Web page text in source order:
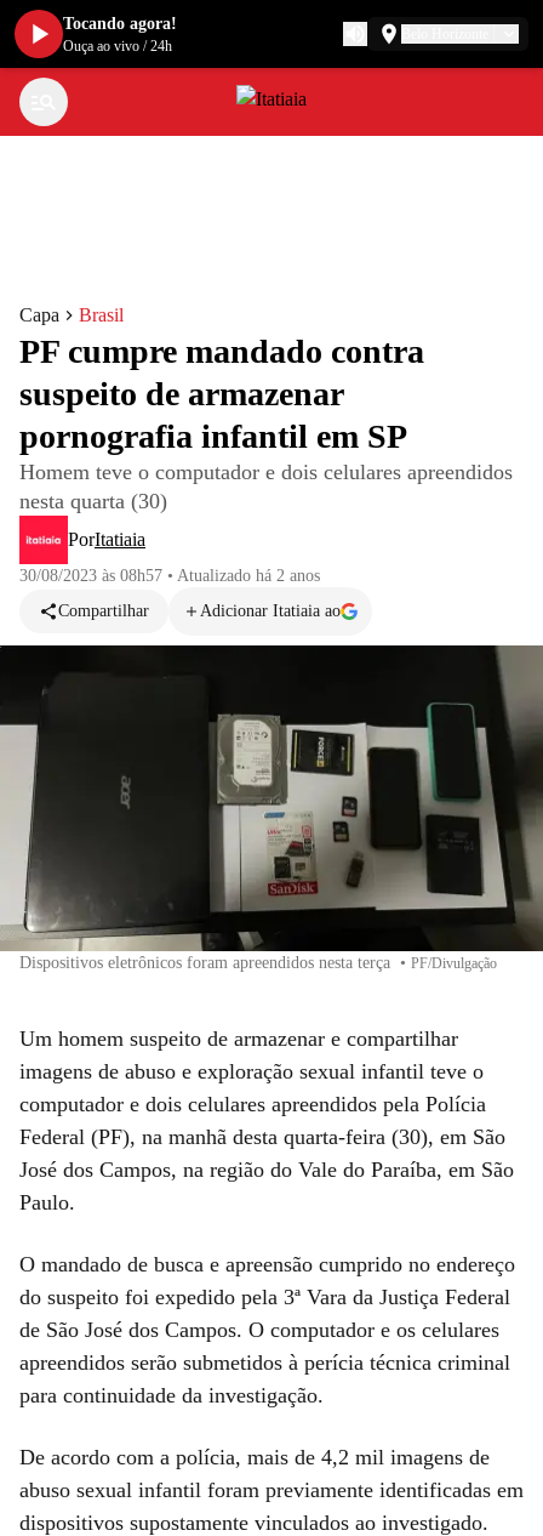
Capa Brasil
PF cumpre mandado contra
suspeito de armazenar
pornografia infantil em SP
Homem teve o computador e dois celulares apreendidos
nesta quarta (30)
PorItatiaia
30/08/2023 às 08h57 • Atualizado há 2 anos
Compartilhar
Adicionar Itatiaia ao
Dispositivos eletrônicos foram apreendidos nesta terça • PF/Divulgação
Um homem suspeito de armazenar e compartilhar
imagens de abuso e exploração sexual infantil teve o
computador e dois celulares apreendidos pela Polícia
Federal (PF), na manhã desta quarta-feira (30), em São
José dos Campos, na região do Vale do Paraíba, em São
Paulo.
O mandado de busca e apreensão cumprido no endereço
do suspeito foi expedido pela 3ª Vara da Justiça Federal
de São José dos Campos. O computador e os celulares
apreendidos serão submetidos à perícia técnica criminal
para continuidade da investigação.
De acordo com a polícia, mais de 4,2 mil imagens de
abuso sexual infantil foram previamente identificadas em
dispositivos supostamente vinculados ao investigado.
Tocando agora!
Ouça ao vivo /24h